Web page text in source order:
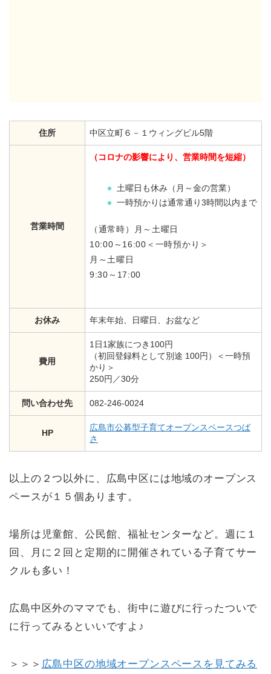
住所 中区立町６－１ウィングビル5階
営業時間
（コロナの影響により、営業時間を短縮）
土曜日も休み（月～金の営業）
一時預かりは通常通り3時間以内まで
（通常時）月～土曜日
10:00～16:00＜一時預かり＞
月～土曜日
9:30～17:00
お休み 年末年始、日曜日、お盆など
費用
1日1家族につき100円
（初回登録料として別途 100円）＜一時預
かり＞
250円／30分
問い合わせ先 082-246-0024
HP
広島市公募型子育てオープンスペースつば
さ
以上の２つ以外に、広島中区には地域のオープンス
ペースが１５個あります。
場所は児童館、公民館、福祉センターなど。週に１
回、月に２回と定期的に開催されている子育てサー
クルも多い！
広島中区外のママでも、街中に遊びに行ったついで
に行ってみるといいですよ♪
＞＞＞ 広島中区の地域オープンスペースを見てみる